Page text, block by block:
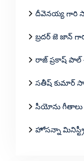
దీవెనయ్య గారి
బ్రదర్ జె జాన్
రాజ్ ప్రకాష్ పాల్
సతీష్ కుమార్
సీయోను గీతాలు –
హోసన్నా